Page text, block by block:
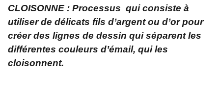
CLOISONNE : Processus qui consiste à
utiliser de délicats fils d’argent ou d’or pour
créer des lignes de dessin qui séparent les
différentes couleurs d’émail, qui les
cloisonnent.